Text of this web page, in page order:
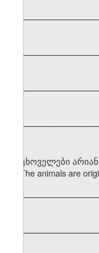
ცხოველები
The animals are